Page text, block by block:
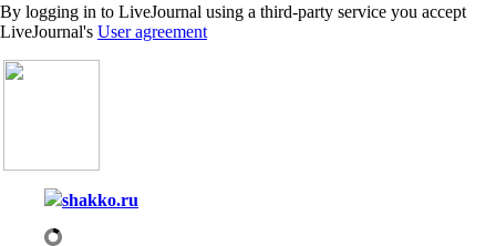
By logging in to LiveJournal using a third-party service you accept
LiveJournal's User agreement
shakko.ru